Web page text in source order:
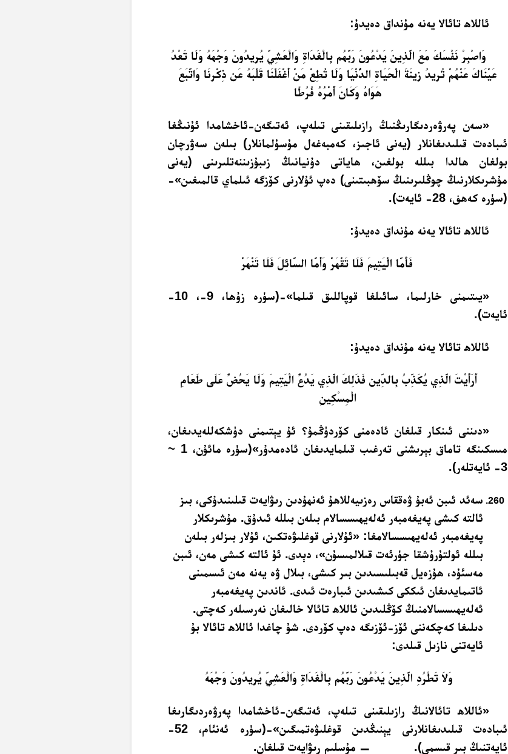
ئاللاھ تائالا يەنە مۇنداق دەيدۇ:
وَاصْبِرْ نَفْسَكَ مَعَ الَّذِينَ يَدْعُونَ رَبَّهُم بِالْغَدَاةِ وَالْعَشِيِّ يُرِيدُونَ وَجْهَهُ وَلَا تَعْدُ
عَيْنَاكَ عَنْهُمْ تُرِيدُ زِينَةَ الْحَيَاةِ الدُّنْيَا وَلَا تُطِعْ مَنْ أَغْفَلْنَا قَلْبَهُ عَن ذِكْرِنَا وَاتَّبَعَ
هَوَاهُ وَكَانَ أَمْرُهُ فُرُطًا
«سەن پەرۋەردىگارىڭنىڭ رازىلىقىنى تىلەپ، ئەتىگەن-ئاخشامدا ئۇنىڭغا
ئىبادەت قىلىدىغانلار (يەنى ئاجىز، كەمبەغەل مۇسۇلمانلار) بىلەن سەۋرچان
بولغان ھالدا بىللە بولغىن، ھاياتى دۇنيانىڭ زىبۇزىننەتلىرىنى (يەنى
مۇشرىكلارنىڭ چوڭلىرىنىڭ سۆھبىتىنى) دەپ ئۇلارنى كۆزگە ئىلماي قالمىغىن»-
(سۈرە كەھف، 28- ئايەت).
ئاللاھ تائالا يەنە مۇنداق دەيدۇ:
فَأَمَّا الْيَتِيمَ فَلَا تَقْهَرْ وَأَمَّا السَّائِلَ فَلَا تَنْهَرْ
«يىتىمنى خارلىما، سائىلغا قوپاللىق قىلما»-(سۈرە زۇھا، 9-، 10-
ئايەت).
ئاللاھ تائالا يەنە مۇنداق دەيدۇ:
أَرَأَيْتَ الَّذِي يُكَذِّبُ بِالدِّين فَذَلِكَ الَّذِي يَدُعُّ الْيَتِيمَ وَلَا يَحُضُّ عَلَى طَعَامِ
الْمِسْكِينِ
«دىننى ئىنكار قىلغان ئادەمنى كۆردۈڭمۇ؟ ئۇ يېتىمنى دۈشكەللەيدىغان،
مىسكىنگە تاماق بېرىشنى تەرغىب قىلمايدىغان ئادەمدۇر»(سۈرە مائۇن، 1 ~
3- ئايەتلەر).
سەئد ئىبن ئەبۇ ۋەققاس رەزىيەللاھۇ ئەنھۇدىن رىۋايەت قىلىنىدۇكى، بىز
ئالتە كىشى پەيغەمبەر ئەلەيھىسسالام بىلەن بىللە ئىدۇق. مۇشرىكلار
پەيغەمبەر ئەلەيھىسسالامغا: «ئۇلارنى قوغلىۋەتكىن، ئۇلار بىزلەر بىلەن
بىللە ئولتۇرۇشقا جۈرئەت قىلالمىسۇن»، دېدى. ئۇ ئالتە كىشى مەن، ئىبن
مەسئۇد، ھۇزەيل قەبىلىسىدىن بىر كىشى، بىلال ۋە يەنە مەن ئىسمىنى
ئاتىمايدىغان ئىككى كىشىدىن ئىبارەت ئىدى. ئاندىن پەيغەمبەر
ئەلەيھىسسالامنىڭ كۆڭلىدىن ئاللاھ تائالا خالىغان نەرسىلەر كەچتى.
دىلىغا كەچكەننى ئۆز-ئۆزىگە دەپ كۆردى. شۇ چاغدا ئاللاھ تائالا بۇ
ئايەتنى نازىل قىلدى:
وَلاَ تَطْرُدِ الَّذِينَ يَدْعُونَ رَبَّهُم بِالْغَدَاةِ وَالْعَشِيِّ يُرِيدُونَ وَجْهَهُ
«ئاللاھ تائالانىڭ رازىلىقىنى تىلەپ، ئەتىگەن-ئاخشامدا پەرۋەردىگارىغا
ئىبادەت قىلىدىغانلارنى يېنىڭدىن قوغلىۋەتمىگىن»-(سۈرە ئەنئام، 52-
ئايەتنىڭ بىر قىسمى). — مۇسلىم رىۋايەت قىلغان.